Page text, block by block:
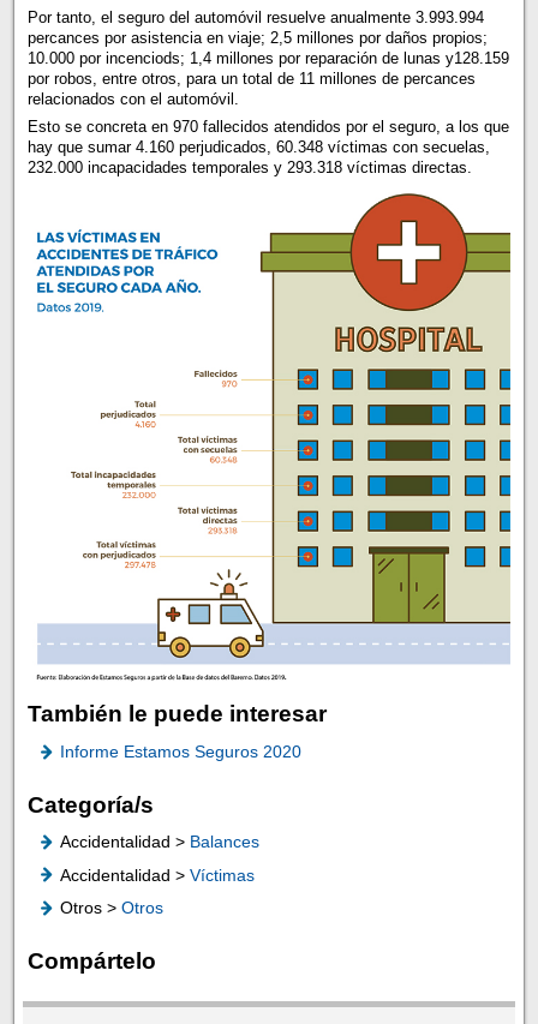
Por tanto, el seguro del automóvil resuelve anualmente 3.993.994
percances por asistencia en viaje; 2,5 millones por daños propios;
10.000 por incenciods; 1,4 millones por reparación de lunas y128.159
por robos, entre otros, para un total de 11 millones de percances
relacionados con el automóvil.
Esto se concreta en 970 fallecidos atendidos por el seguro, a los que
hay que sumar 4.160 perjudicados, 60.348 víctimas con secuelas,
232.000 incapacidades temporales y 293.318 víctimas directas.
También le puede interesar
Informe Estamos Seguros 2020
Categoría/s
Accidentalidad > Balances
Accidentalidad > Víctimas
Otros > Otros
Compártelo